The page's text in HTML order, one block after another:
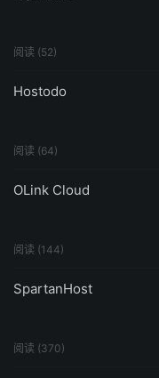
阅读 (52)
Hostodo
阅读 (64)
OLink Cloud
阅读 (144)
SpartanHost
阅读 (370)